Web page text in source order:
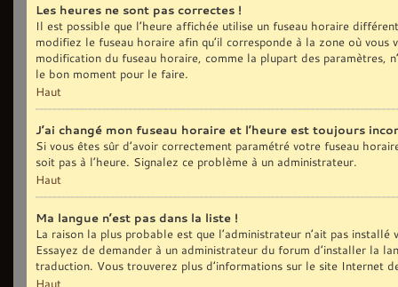
Les heures ne sont pas correctes !
Il est possible que l’heure affichée utilise un fuseau horaire
modifiez le fuseau horaire afin qu’il corresponde à la zone où
modification du fuseau horaire, comme la plupart des paramètres,
le bon moment pour le faire.
Haut
J’ai changé mon fuseau horaire et l’heure est toujours
Si vous êtes sûr d’avoir correctement paramétré votre fuseau
soit pas à l’heure. Signalez ce problème à un administrateur.
Haut
Ma langue n’est pas dans la liste !
La raison la plus probable est que l’administrateur n’ait pas
Essayez de demander à un administrateur du forum d’installer la
traduction. Vous trouverez plus d’informations sur le site Internet
Haut